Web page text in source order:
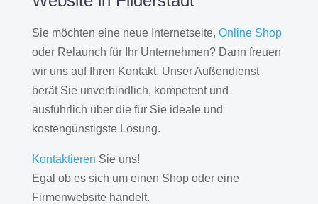
Sie möchten eine neue Internetseite, Online Shop
oder Relaunch für Ihr Unternehmen? Dann freuen
wir uns auf Ihren Kontakt. Unser Außendienst
berät Sie unverbindlich, kompetent und
ausführlich über die für Sie ideale und
kostengünstigste Lösung.
Kontaktieren Sie uns!
Egal ob es sich um einen Shop oder eine
Firmenwebsite handelt.